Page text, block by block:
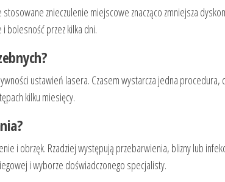
znieczulenie miejscowe znacząco zmniejsza
bolesność przez kilka dni.
ustawień lasera. Czasem wystarcza jedna procedura,
kilku miesięcy.
i obrzęk. Rzadziej występują przebarwienia, blizny lub
i wyborze doświadczonego specjalisty.